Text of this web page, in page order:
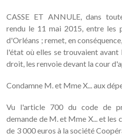
CASSE ET ANNULE, dans
rendu le 11 mai 2015, entre les
d'Orléans ; remet, en
l'état où elles se trouvaient
droit, les renvoie devant la cour
Condamne M. et Mme X... aux
Vu l'article 700 du code de
demande de M. et Mme X... et les
de 3 000 euros à la société